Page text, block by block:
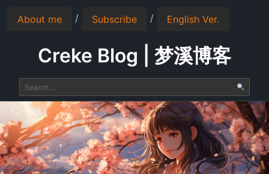
About me / Subscribe / English Ver.
Creke Blog | 梦溪博客